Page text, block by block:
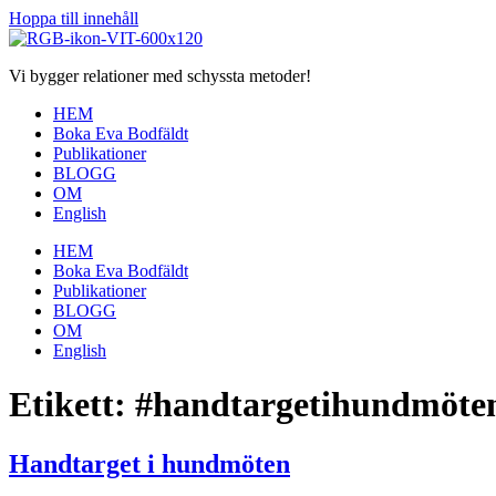
Hoppa till innehåll
Vi bygger relationer med schyssta metoder!
HEM
Boka Eva Bodfäldt
Publikationer
BLOGG
OM
English
HEM
Boka Eva Bodfäldt
Publikationer
BLOGG
OM
English
Etikett:
Handtarget i hundmöten